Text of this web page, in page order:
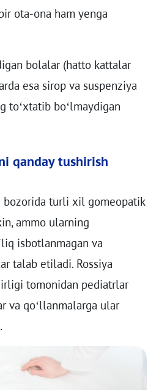
ota-ona ham yenga
bolalar (hatto kattalar
esa sirop va suspenziya
to‘xtatib bo‘lmaydigan
qanday tushirish
bozorida turli xil gomeopatik
ammo ularning
isbotlanmagan va
talab etiladi. Rossiya
tomonidan pediatrlar
va qo‘llanmalarga ular